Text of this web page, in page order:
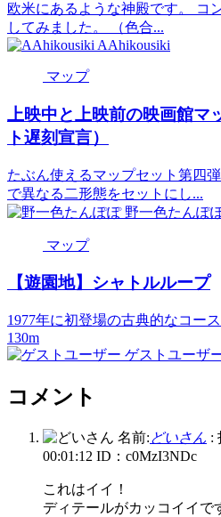
欧米にあるような神殿です。 コ
してみました。 （色合...
AAhikousiki
マップ
上映中と上映前の映画館マ
ト遅刻宣言）
たぶん使えるマップセット第四
で異なる二形態をセットにし...
野一色たんぽ
マップ
【遊園地】シャトルループ
1977年に初登場の古典的なコー
130m
ゲストユーザ
コメント
名前: どいさん :
00:01:12 ID：c0MzI3NDc
これはイイ！
ディテールがカッコイイで